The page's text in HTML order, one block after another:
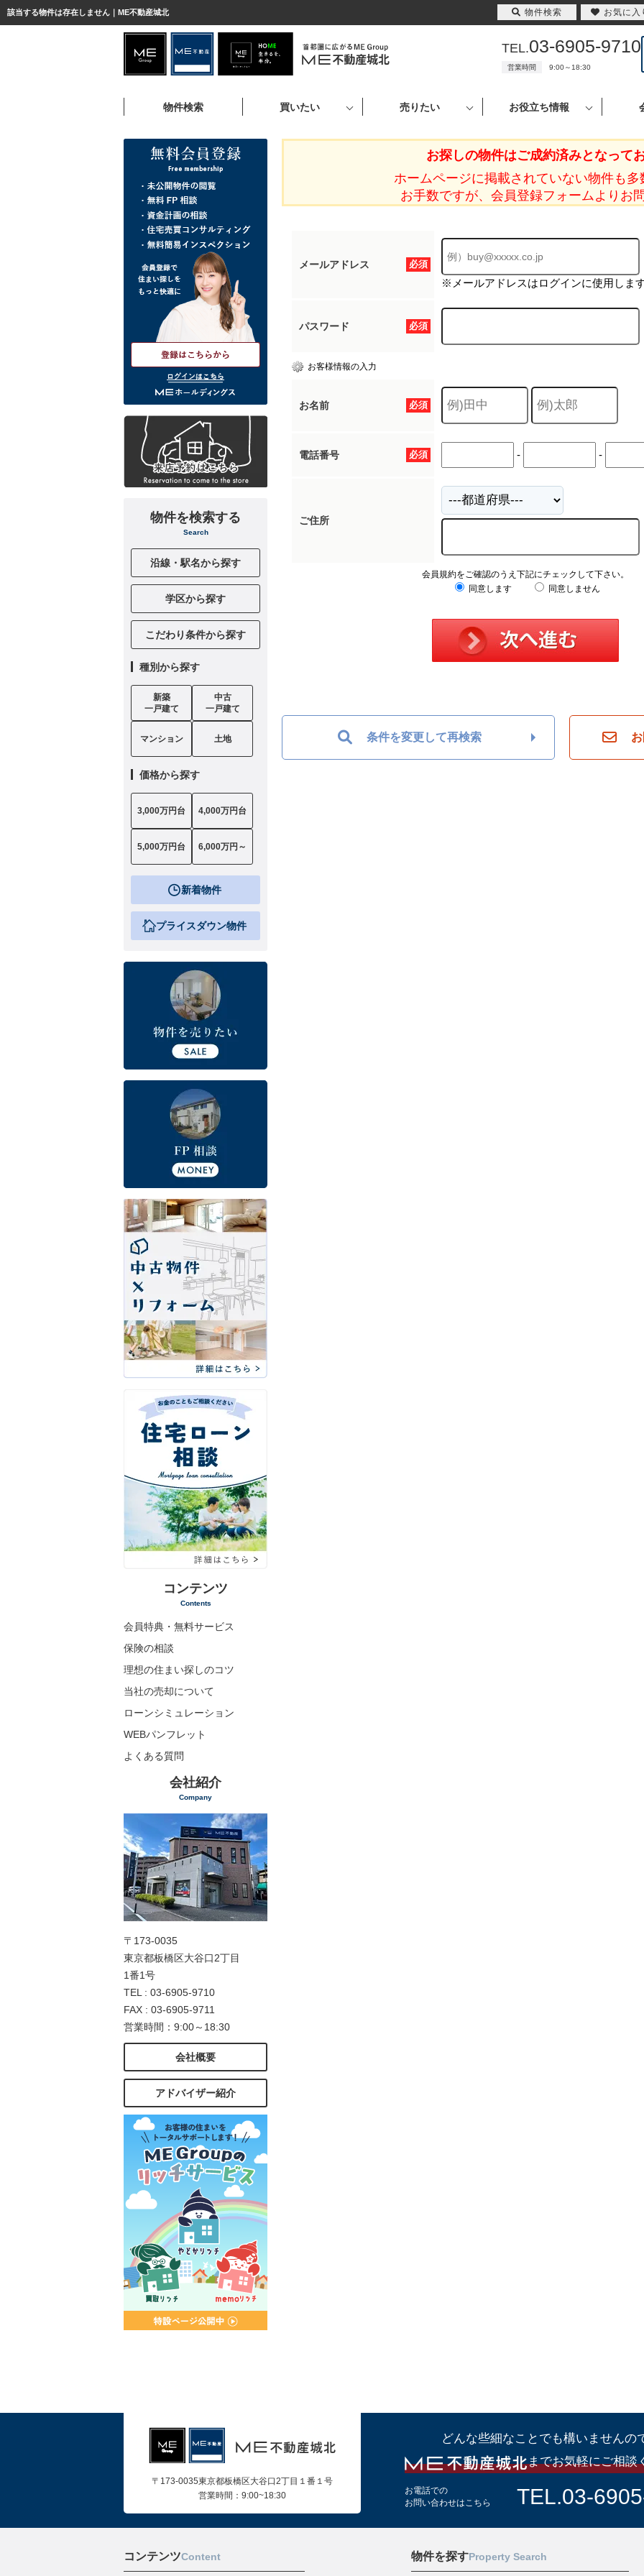
該当する物件は存在しません｜ME不動産城北
TEL.03-6905-9710
営業時間 9:00～18:30
物件検索 買いたい 売りたい お役立ち情報
お探しの物件はご成約済みとなってお
ホームページに掲載されていない物件も多
お手数ですが、会員登録フォームよりお
必須
メールアドレス
※メールアドレスはログインに使用します
必須
パスワード
お客様情報の入力
必須
お名前
必須
電話番号 - -
ご住所
会員規約をご確認のうえ下記にチェックして下さい。
同意します
同意しません
条件を変更して再検索
ログインはこちら
物件を検索する
Search
沿線・駅名から探す
学区から探す
こだわり条件から探す
種別から探す
新築
一戸建て
中古
一戸建て
マンション 土地
価格から探す
3,000万円台 4,000万円台
5,000万円台 6,000万円～
新着物件
プライスダウン物件
コンテンツ
Contents
会員特典・無料サービス
保険の相談
理想の住まい探しのコツ
当社の売却について
ローンシミュレーション
WEBパンフレット
よくある質問
会社紹介
Company
〒173-0035
東京都板橋区大谷口2丁目
1番1号
TEL : 03-6905-9710
FAX : 03-6905-9711
営業時間：9:00～18:30
会社概要
アドバイザー紹介
〒173-0035東京都板橋区大谷口2丁目１番１号
営業時間：9:00~18:30
どんな些細なことでも構いませんの
までお気軽にご相談
お電話での
お問い合わせはこちら
TEL.03-
コンテンツContent 物件を探すProperty Search
物件検索 お気に入